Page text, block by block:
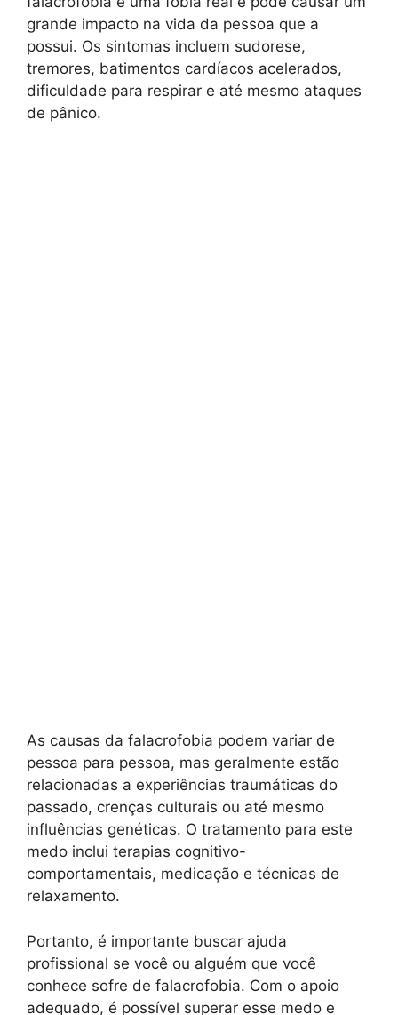
grande impacto na vida da pessoa que a
possui. Os sintomas incluem sudorese,
tremores, batimentos cardíacos acelerados,
dificuldade para respirar e até mesmo ataques
de pânico.
As causas da falacrofobia podem variar de
pessoa para pessoa, mas geralmente estão
relacionadas a experiências traumáticas do
passado, crenças culturais ou até mesmo
influências genéticas. O tratamento para este
medo inclui terapias cognitivo-
comportamentais, medicação e técnicas de
relaxamento.
Portanto, é importante buscar ajuda
profissional se você ou alguém que você
conhece sofre de falacrofobia. Com o apoio
adequado, é possível superar esse medo e